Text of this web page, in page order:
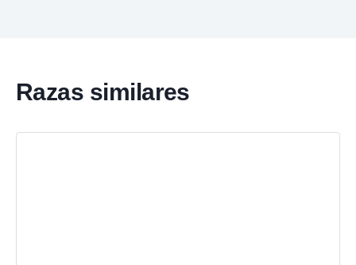
Razas similares